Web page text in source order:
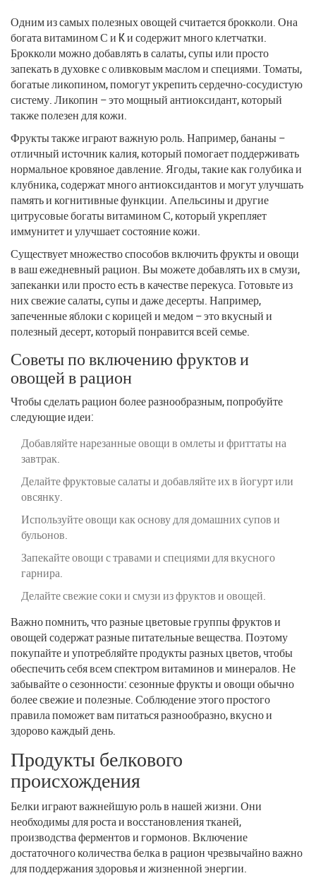
Одним из самых полезных овощей считается брокколи. Она
богата витамином С и K и содержит много клетчатки.
Брокколи можно добавлять в салаты, супы или просто
запекать в духовке с оливковым маслом и специями. Томаты,
богатые ликопином, помогут укрепить сердечно-сосудистую
систему. Ликопин – это мощный антиоксидант, который
также полезен для кожи.
Фрукты также играют важную роль. Например, бананы –
отличный источник калия, который помогает поддерживать
нормальное кровяное давление. Ягоды, такие как голубика и
клубника, содержат много антиоксидантов и могут улучшать
память и когнитивные функции. Апельсины и другие
цитрусовые богаты витамином С, который укрепляет
иммунитет и улучшает состояние кожи.
Существует множество способов включить фрукты и овощи
в ваш ежедневный рацион. Вы можете добавлять их в смузи,
запеканки или просто есть в качестве перекуса. Готовьте из
них свежие салаты, супы и даже десерты. Например,
запеченные яблоки с корицей и медом – это вкусный и
полезный десерт, который понравится всей семье.
Советы по включению фруктов и
овощей в рацион
Чтобы сделать рацион более разнообразным, попробуйте
следующие идеи:
Добавляйте нарезанные овощи в омлеты и фриттаты на
завтрак.
Делайте фруктовые салаты и добавляйте их в йогурт или
овсянку.
Используйте овощи как основу для домашних супов и
бульонов.
Запекайте овощи с травами и специями для вкусного
гарнира.
Делайте свежие соки и смузи из фруктов и овощей.
Важно помнить, что разные цветовые группы фруктов и
овощей содержат разные питательные вещества. Поэтому
покупайте и употребляйте продукты разных цветов, чтобы
обеспечить себя всем спектром витаминов и минералов. Не
забывайте о сезонности: сезонные фрукты и овощи обычно
более свежие и полезные. Соблюдение этого простого
правила поможет вам питаться разнообразно, вкусно и
здорово каждый день.
Продукты белкового
происхождения
Белки играют важнейшую роль в нашей жизни. Они
необходимы для роста и восстановления тканей,
производства ферментов и гормонов. Включение
достаточного количества белка в рацион чрезвычайно важно
для поддержания здоровья и жизненной энергии.